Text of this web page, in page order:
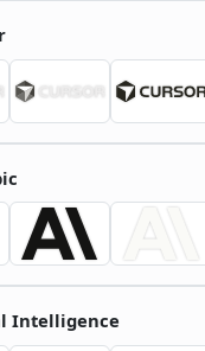
Intelligence